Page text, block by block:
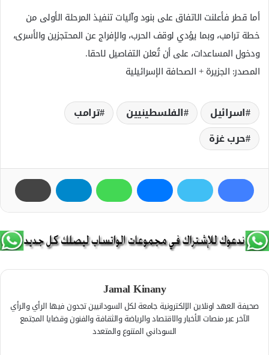
أما قطر فأعلنت الاتفاق على بنود وآليات تنفيذ المرحلة الأولى من
خطة ترامب، وبما يؤدي لوقف الحرب، والإفراج عن المحتجزين والأسرى،
ودخول المساعدات، على أن تُعلن التفاصيل لاحقا.
المصدر: الجزيرة+الصحافة الإسرائيلية
اسرائيل الفلسطينيين
ترامب
حرب غزة
Jamal Kinany
صحيفة العهد اونلاين الإلكترونية جامعة لكل السودانيين تجدون فيها الرأي والرأي
الآخر عبر منصات الأخبار والاقتصاد والرياضة والثقافة والفنون وقضايا المجتمع
السوداني المتنوع والمتعدد